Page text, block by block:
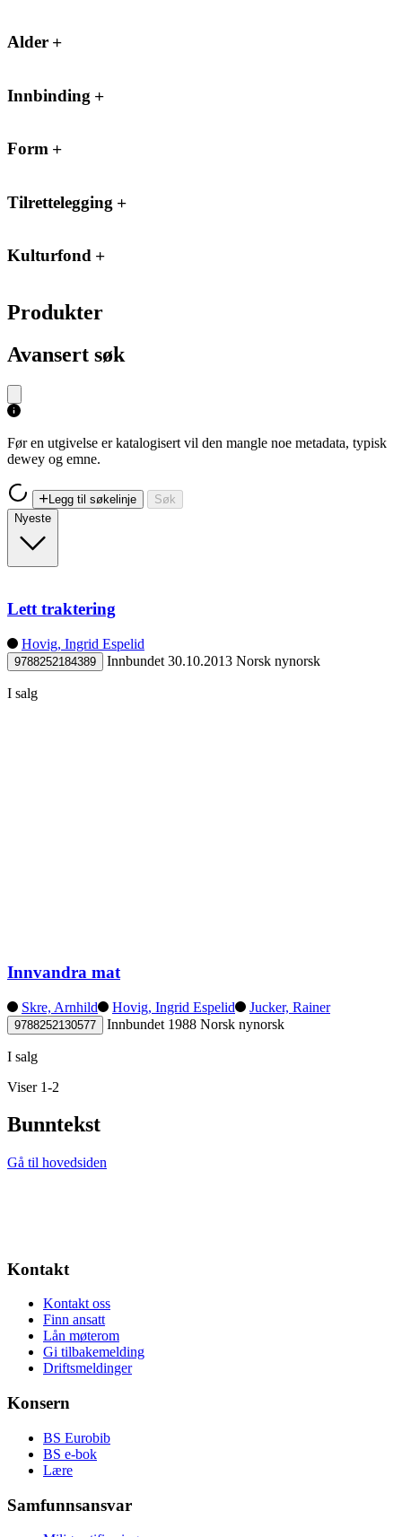
Alder
Innbinding
Form
Tilrettelegging
Kulturfond
Produkter
Avansert søk
Før en utgivelse er katalogisert vil den mangle noe metadata, typisk
dewey og emne.
Legg til søkelinje
Søk
Nyeste
Lett traktering
Hovig, Ingrid Espelid
9788252184389 Innbundet 30.10.2013 Norsk nynorsk
I salg
Innvandra mat
Skre, Arnhild Hovig, Ingrid Espelid Jucker, Rainer
9788252130577 Innbundet 1988 Norsk nynorsk
I salg
Viser 1-2
Bunntekst
Gå til hovedsiden
Kontakt
Kontakt oss
Finn ansatt
Lån møterom
Gi tilbakemelding
Driftsmeldinger
Konsern
BS Eurobib
BS e-bok
Lære
Samfunnsansvar